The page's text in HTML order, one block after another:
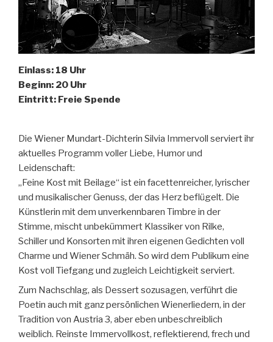
Einlass: 18 Uhr
Beginn: 20 Uhr
Eintritt: Freie Spende
Die Wiener Mundart-Dichterin Silvia Immervoll serviert ihr
aktuelles Programm voller Liebe, Humor und
Leidenschaft:
„Feine Kost mit Beilage“ ist ein facettenreicher, lyrischer
und musikalischer Genuss, der das Herz beflügelt. Die
Künstlerin mit dem unverkennbaren Timbre in der
Stimme, mischt unbekümmert Klassiker von Rilke,
Schiller und Konsorten mit ihren eigenen Gedichten voll
Charme und Wiener Schmäh. So wird dem Publikum eine
Kost voll Tiefgang und zugleich Leichtigkeit serviert.
Zum Nachschlag, als Dessert sozusagen, verführt die
Poetin auch mit ganz persönlichen Wienerliedern, in der
Tradition von Austria 3, aber eben unbeschreiblich
weiblich. Reinste Immervollkost, reflektierend, frech und